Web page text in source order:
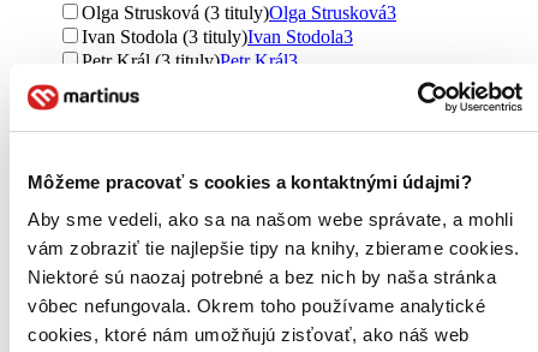
Môžeme pracovať s cookies a kontaktnými údajmi?
Aby sme vedeli, ako sa na našom webe správate, a mohli
vám zobraziť tie najlepšie tipy na knihy, zbierame cookies.
Niektoré sú naozaj potrebné a bez nich by naša stránka
vôbec nefungovala. Okrem toho používame analytické
cookies, ktoré nám umožňujú zisťovať, ako náš web
Olga Strusková (3 tituly)Olga Strusková3
Ivan Stodola (3 tituly)Ivan Stodola3
Petr Král (3 tituly)Petr Král3
Ďalšie možnosti
Vydavateľstvo
Routledge (33 titulov)Routledge33
HarperCollins (25 titulov)HarperCollins25
Academia (18 titulov) Academia18
Simon & Schuster (15 titulov)Simon & Schuster15
Karolinum (14 titulov) Karolinum14
Insight (13 titulov)
Divadelní ústav (13 titulov)Divadelní ústav13